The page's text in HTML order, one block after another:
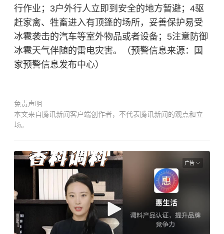
行作业；3户外行人立即到安全的地方暂避；4驱
赶家禽、牲畜进入有顶篷的场所，妥善保护易受
冰雹袭击的汽车等室外物品或者设备；5注意防御
冰雹天气伴随的雷电灾害。（预警信息来源：国
家预警信息发布中心）
免责声明
本文来自腾讯新闻客户端创作者，不代表腾讯新闻的观点和立
场。
广告